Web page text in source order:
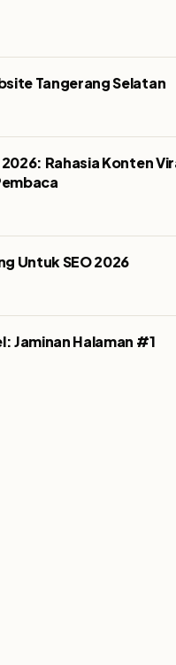
Tangerang Selatan
Rahasia Konten
Untuk SEO 2026
Jaminan Halaman #1